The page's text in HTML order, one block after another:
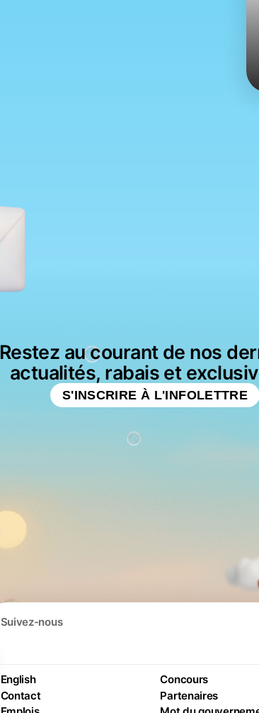
Restez au courant de nos
actualités, rabais et
S'INSCRIRE À L'INFOLETTRE
Suivez-nous
English
Contact
Concours
Partenaires